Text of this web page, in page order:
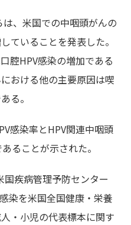
、米国での中咽頭がんの
ていることを発表した。
腔HPV感染の増加である
おける他の主要原因は喫
る。
感染率とHPV関連中咽頭
ることが示された。
疾病管理予防センター
染を米国全国健康・栄養
・小児の代表標本に関す